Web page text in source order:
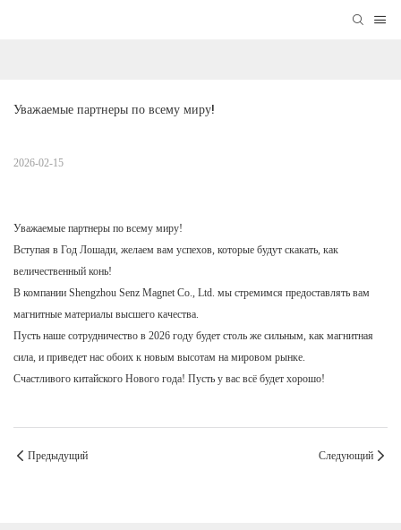
Уважаемые партнеры по всему миру!
2026-02-15
Уважаемые партнеры по всему миру!
Вступая в Год Лошади, желаем вам успехов, которые будут скакать, как
величественный конь!
В компании Shengzhou Senz Magnet Co., Ltd. мы стремимся предоставлять вам
магнитные материалы высшего качества.
Пусть наше сотрудничество в 2026 году будет столь же сильным, как магнитная
сила, и приведет нас обоих к новым высотам на мировом рынке.
Счастливого китайского Нового года! Пусть у вас всё будет хорошо!
Предыдущий Следующий